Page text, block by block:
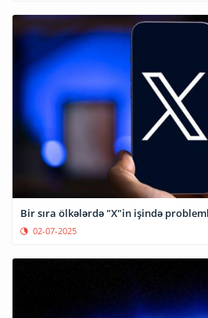
Bir sıra ölkələrdə "X"in işində
02-07-2025